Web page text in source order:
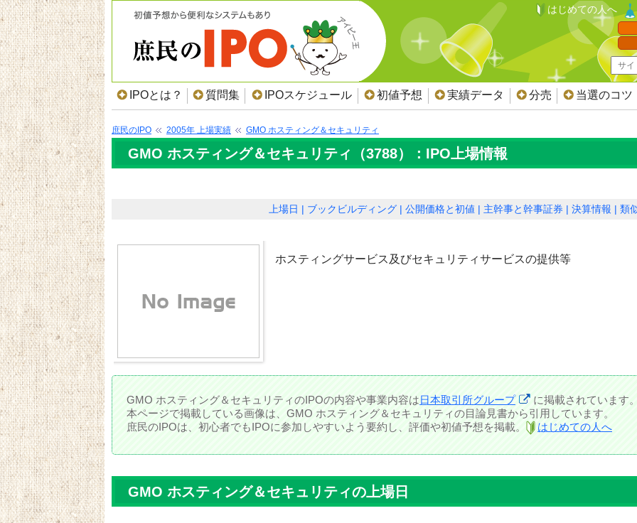
はじめての人へ
IPOとは？ 質問集 IPOスケジュール 初値予想 実績データ 分売 当選のコツ
庶民のIPO 2005年 上場実績 GMO ホスティング＆セキュリティ
GMO ホスティング＆セキュリティ（3788）：IPO上場情報
上場日 ブックビルディング 公開価格と初値 主幹事と幹事証券 決算情報 類
ホスティングサービス及びセキュリティサービスの提供等
GMO ホスティング＆セキュリティのIPOの内容や事業内容は日本取引所グループ
に掲載されています
本ページで掲載している画像は、GMO ホスティング＆セキュリティの目論見書から引用しています。
庶民のIPOは、初心者でもIPOに参加しやすいよう要約し、評価や初値予想を掲載。
はじめての人へ
GMO ホスティング＆セキュリティの上場日